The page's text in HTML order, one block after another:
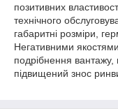
позитивних
технічного
габаритні розміри,
Негативними
подрібнення вантажу,
підвищений знос ринви